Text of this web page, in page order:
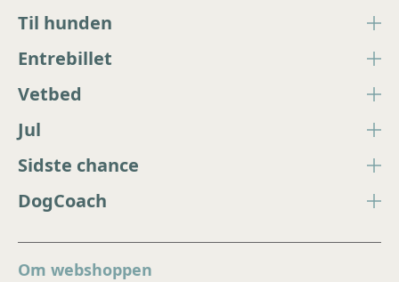
Til hunden
Entrebillet
Vetbed
Jul
Sidste chance
DogCoach
Om webshoppen